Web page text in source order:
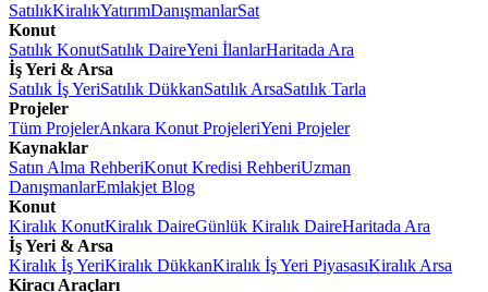
SatılıkKiralıkYatırımDanışmanlarSat
Konut
Satılık KonutSatılık DaireYeni İlanlarHaritada Ara
İş Yeri & Arsa
Satılık İş YeriSatılık DükkanSatılık ArsaSatılık Tarla
Projeler
Tüm ProjelerAnkara Konut ProjeleriYeni Projeler
Kaynaklar
Satın Alma RehberiKonut Kredisi RehberiUzman
DanışmanlarEmlakjet Blog
Konut
Kiralık KonutKiralık DaireGünlük Kiralık DaireHaritada Ara
İş Yeri & Arsa
Kiralık İş YeriKiralık DükkanKiralık İş Yeri PiyasasıKiralık Arsa
Kiracı Araçları